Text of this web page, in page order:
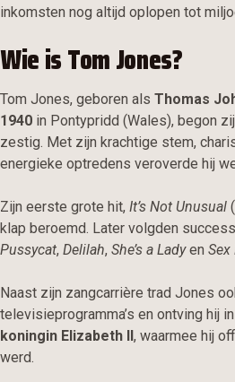
inkomsten nog altijd oplopen tot
Wie is Tom Jones?
Tom Jones, geboren als Thomas
1940 in Pontypridd (Wales), begon
zestig. Met zijn krachtige stem,
energieke optredens veroverde hij
Zijn eerste grote hit, It’s Not Unusual
klap beroemd. Later volgden
Pussycat, Delilah, She’s a Ladyen Sex
Naast zijn zangcarrière trad Jones
televisieprogramma’s en ontving hij
koningin Elizabeth II, waarmee hij
werd.